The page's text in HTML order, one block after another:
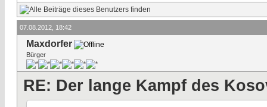
07.08.2012, 18:42
Maxdorfer
Bürger
RE: Der lange Kampf des